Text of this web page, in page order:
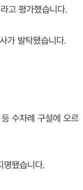
고 평가했습니다.
가 발탁됐습니다.
수차례 구설에 오르
됐습니다.